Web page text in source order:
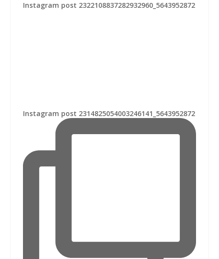
Instagram post 2322108837282932960_5643952872
Instagram post 2314825054003246141_5643952872